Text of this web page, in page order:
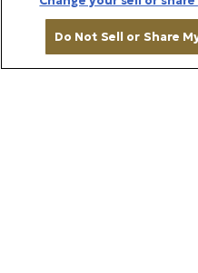
Do Not Sell or Share